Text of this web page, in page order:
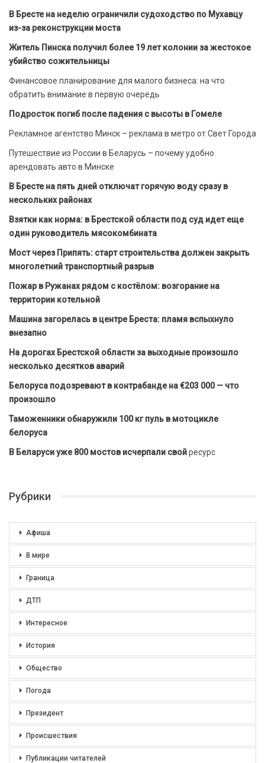
В Бресте на неделю ограничили судоходство по Мухавцу
из-за реконструкции моста
Житель Пинска получил более 19 лет колонии за жестокое
убийство сожительницы
Финансовое планирование для малого бизнеса: на что
обратить внимание в первую очередь
Подросток погиб после падения с высоты в Гомеле
Рекламное агентство Минск – реклама в метро от Свет Города
Путешествие из России в Беларусь – почему удобно
арендовать авто в Минске
В Бресте на пять дней отключат горячую воду сразу в
нескольких районах
Взятки как норма: в Брестской области под суд идет еще
один руководитель мясокомбината
Мост через Припять: старт строительства должен закрыть
многолетний транспортный разрыв
Пожар в Ружанах рядом с костёлом: возгорание на
территории котельной
Машина загорелась в центре Бреста: пламя вспыхнуло
внезапно
На дорогах Брестской области за выходные произошло
несколько десятков аварий
Белоруса подозревают в контрабанде на €203 000 — что
произошло
Таможенники обнаружили 100 кг пуль в мотоцикле
белоруса
В Беларуси уже 800 мостов исчерпали свойресурс
Рубрики
Афиша
В мире
Граница
ДТП
Интересное
История
Общество
Погода
Президент
Происшествия
Публикации читателей